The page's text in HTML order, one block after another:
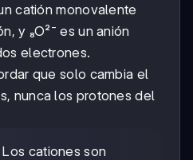
catión monovalente
y ₈O²⁻ es un anión
electrones.
que solo cambia el
nunca los protones del
Los cationes son